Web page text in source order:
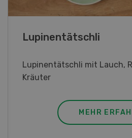
Frühlingsrollen
Frühlingsrollen mit Poulet
MEHR